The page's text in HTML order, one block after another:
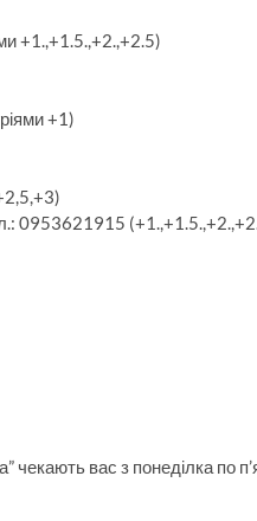
+1.,+1.5.,+2.,+2.5)
+1)
0953621915
чекають вас з понеділка по